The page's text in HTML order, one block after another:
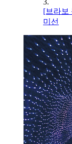
3.
[브라보
미선